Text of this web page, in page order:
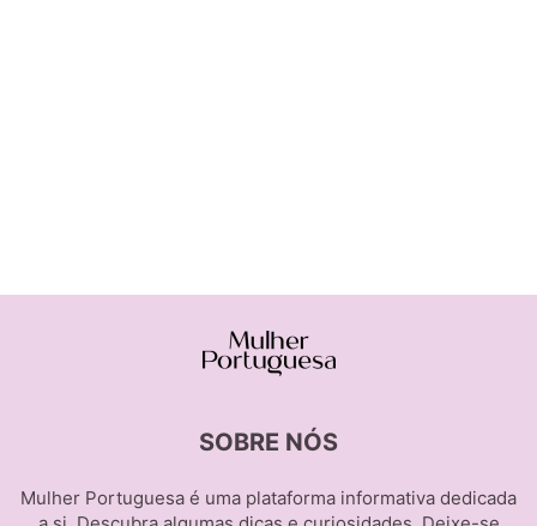
SOBRE NÓS
Mulher Portuguesa é uma plataforma informativa dedicada